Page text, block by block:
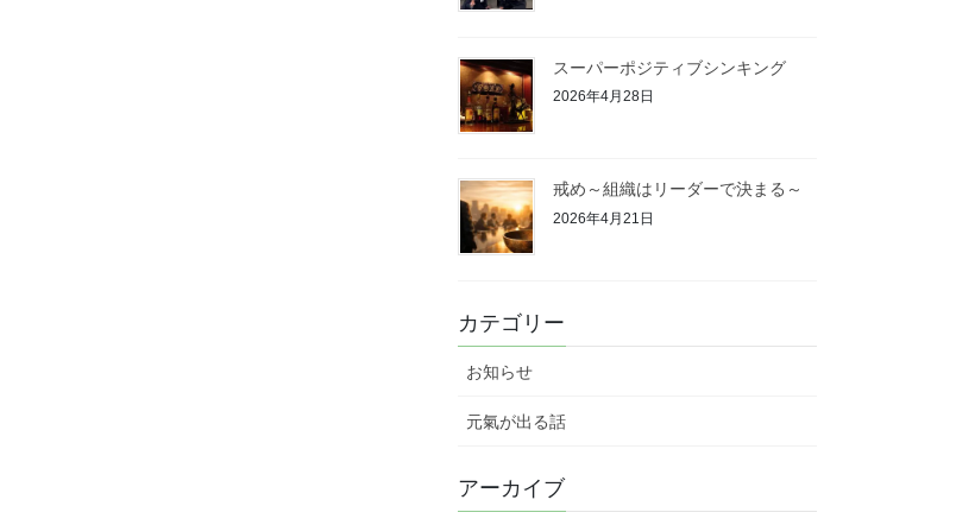
スーパーポジティブシンキング
2026年4月28日
戒め～組織はリーダーで決まる～
2026年4月21日
カテゴリー
お知らせ
元氣が出る話
アーカイブ